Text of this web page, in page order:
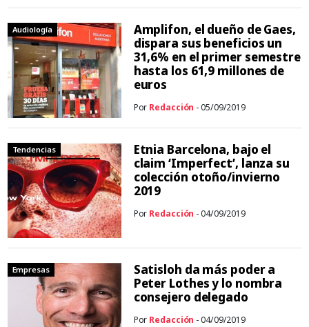
Audiología
Amplifon, el dueño de Gaes,
dispara sus beneficios un
31,6% en el primer semestre
hasta los 61,9 millones de
euros
Por Redacción - 05/09/2019
Tendencias
Etnia Barcelona, bajo el
claim ‘Imperfect’, lanza su
colección otoño/invierno
2019
Por Redacción - 04/09/2019
Empresas
Satisloh da más poder a
Peter Lothes y lo nombra
consejero delegado
Por Redacción - 04/09/2019